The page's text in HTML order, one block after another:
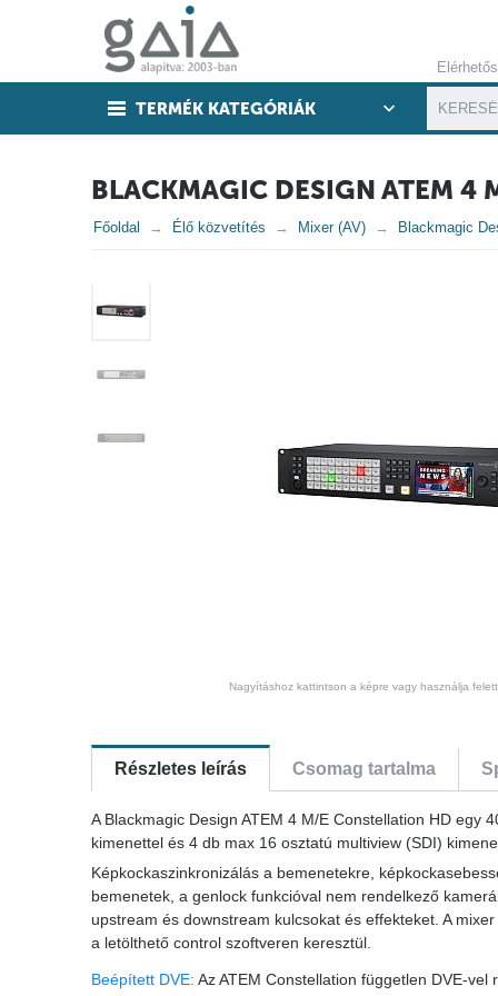
TERMÉK KATEGÓRIÁK
BLACKMAGIC DESIGN ATEM 4
Főoldal Élő közvetítés Mixer (AV) Blackmagic
Nagyításhoz kattintson a képre vagy használja
Részletes leírás Csomag tartalma
A Blackmagic Design ATEM 4 M/E Constellation HD egy
kimenettel és 4 db max 16 osztatú multiview (SDI)
Képkockaszinkronizálás a bemenetekre,
bemenetek, a genlock funkcióval nem rendelkező
upstream és downstream kulcsokat és effekteket. A
a letölthető control szoftveren keresztül.
Beépített DVE: Az ATEM Constellation független DVE-